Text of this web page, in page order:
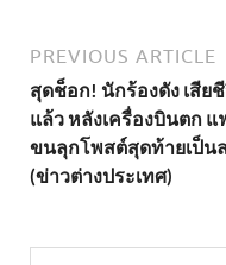
PREVIOUS ARTICLE
สุดช็อก! นักร้องดัง เสีย
แล้ว หลังเครื่องบินตก แ
ขนลุกโพสต์สุดท้ายเป็น
(ข่าวต่างประเทศ)